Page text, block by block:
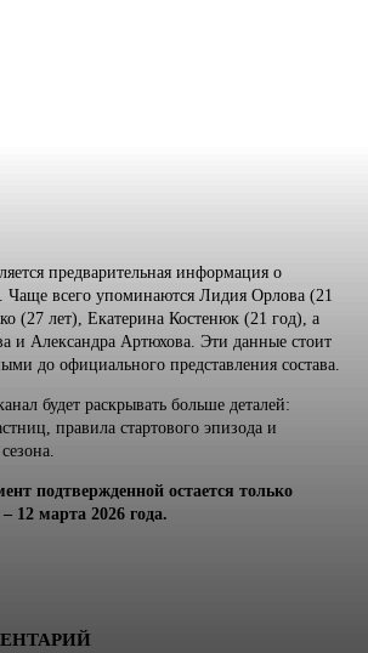
предварительная информация о
Чаще всего упоминаются Лидия Орлова (21
(27 лет), Екатерина Костенюк (21 год), а
и Александра Артюхова. Эти данные стоит
до официального представления состава.
будет раскрывать больше деталей:
правила стартового эпизода и
подтвержденной остается только
12 марта 2026 года.